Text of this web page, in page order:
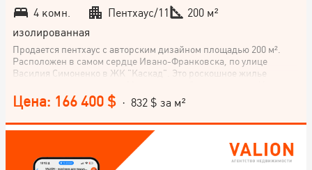
4 комн.
Пентхаус/11
200 м²
изолированная
Продается пентхаус с авторским дизайном площадью 200 м².
Расположен в самом сердце Ивано-Франковска, по улице
Василия Симоненко в ЖК "Каскад". Это роскошное жилье
студия площадью 40 м². Не упускайте возможность жить в
собственном роскошном пентхаусе с особым стилем! Звоните!
Цена: 166 400 $ · 832 $ за м²